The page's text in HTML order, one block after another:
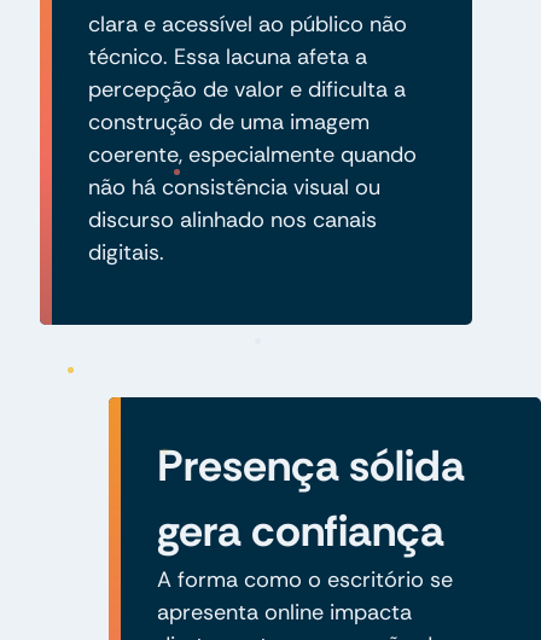
clara e acessível ao público não
técnico. Essa lacuna afeta a
percepção de valor e dificulta a
construção de uma imagem
coerente, especialmente quando
não há consistência visual ou
discurso alinhado nos canais
digitais.
Presença sólida
gera confiança
A forma como o escritório se
apresenta online impacta